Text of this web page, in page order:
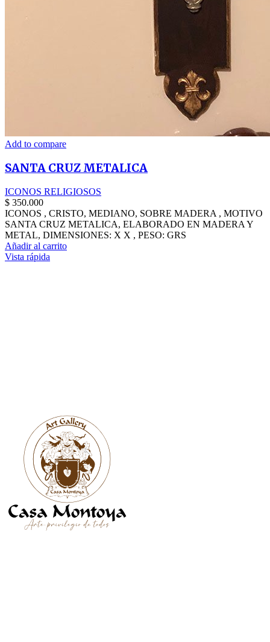
Add to compare
SANTA CRUZ METALICA
ICONOS RELIGIOSOS
$ 350.000
ICONOS , CRISTO, MEDIANO, SOBRE MADERA , MOTIVO
SANTA CRUZ METALICA, ELABORADO EN MADERA Y
METAL, DIMENSIONES: X X , PESO: GRS
Añadir al carrito
Vista rápida